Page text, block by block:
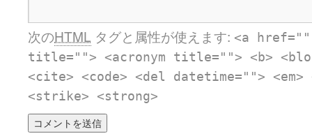
次のHTML タグと属性が使えます: <a
title=""> <acronym title=""> <b>
<cite> <code> <del datetime="">
<strike> <strong>